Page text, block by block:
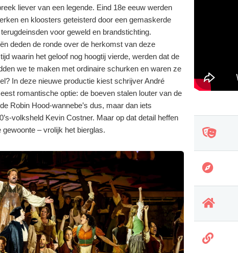
liever van een legende. Eind 18e eeuw werden
en kloosters geteisterd door een gemaskerde
voor geweld en brandstichting.
deden de ronde over de herkomst van deze
waarin het geloof nog hoogtij vierde, werden dat de
we te maken met ordinaire schurken en waren ze
In deze nieuwe productie kiest schrijver André
romantische optie: de boeven stalen louter van de
Robin Hood-wannebe’s dus, maar dan iets
volksheld Kevin Costner. Maar op dat detail heffen
– vrolijk het bierglas.